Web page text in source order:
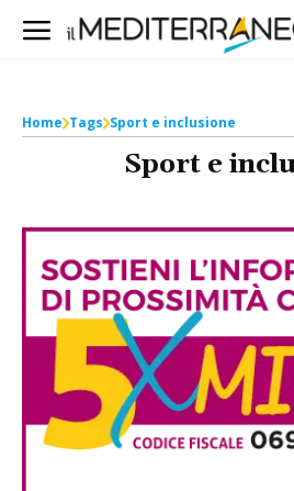
Home Tags Sport e inclusione
Sport e